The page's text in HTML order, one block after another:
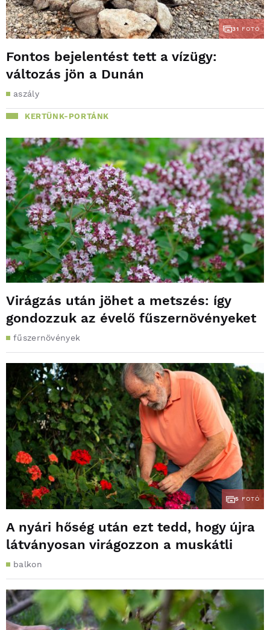
31 FOTÓ
Fontos bejelentést tett a vízügy:
változás jön a Dunán
aszály
KERTÜNK-PORTÁNK
Virágzás után jöhet a metszés: így
gondozzuk az évelő fűszernövényeket
fűszernövények
5 FOTÓ
A nyári hőség után ezt tedd, hogy újra
látványosan virágozzon a muskátli
balkon